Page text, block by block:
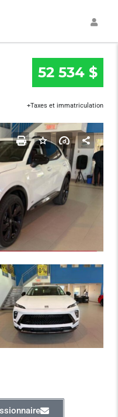
52 534 $
+Taxes et immatriculation